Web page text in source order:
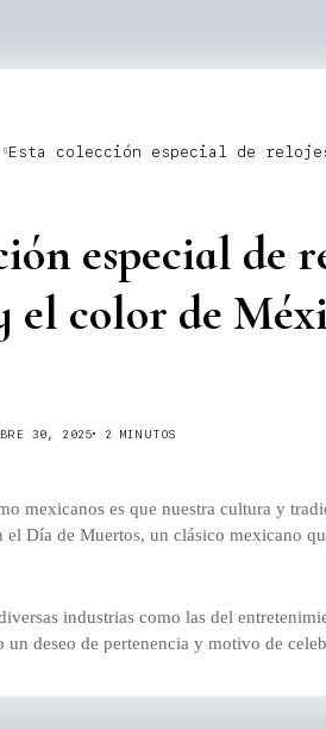
Esta colección especial de
especial de
color de
30, 2025 2 MINUTOS
mexicanos es que nuestra cultura y
el Día de Muertos, un clásico mexicano
industrias como las del
un deseo de pertenencia y motivo de